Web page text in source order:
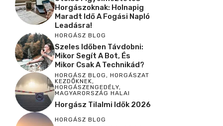
Horgászoknak: Holnapig
Maradt Idő A Fogási Napló
Leadásra!
HORGÁSZ BLOG
Szeles Időben Távdobni:
Mikor Segít A Bot, És
Mikor Csak A Technikád?
HORGÁSZ BLOG, HORGÁSZAT
KEZDŐKNEK,
HORGÁSZENGEDÉLY,
MAGYARORSZÁG HALAI
Horgász Tilalmi Idők 2026
HORGÁSZ BLOG